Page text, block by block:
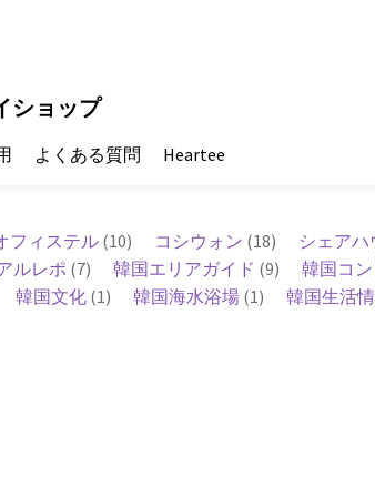
ショップ
よくある質問 Heartee
フィステル (10) コシウォン (18) シェアハ
ルレポ (7) 韓国エリアガイド (9) 韓国コ
韓国文化 (1) 韓国海水浴場 (1) 韓国生活